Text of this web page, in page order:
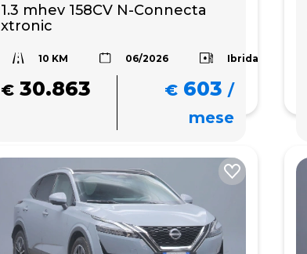
1.3 mhev 158CV N-Connecta
xtronic
10 KM 06/2026 Ibrida
€ 30.863 € 603 /
mese